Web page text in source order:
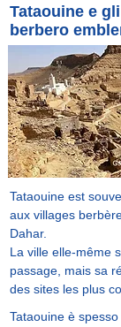
Tataouine e
berbero
Tataouine est
aux villages
Dahar.
La ville elle-même
passage, mais sa
des sites les plus
Tataouine è